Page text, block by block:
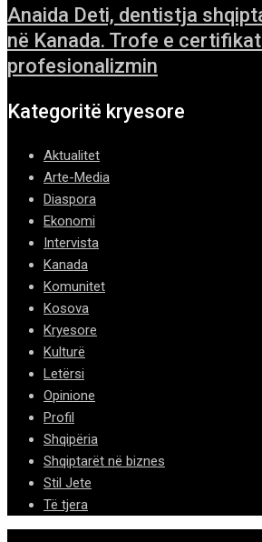
Anaida Deti, dentistja
në Kanada. Trofe e
profesionalizmin
Kategoritë kryesore
Aktualitet
Arte-Media
Diaspora
Ekonomi
Intervista
Kanada
Komunitet
Kosova
Kryesore
Kulturë
Letërsi
Opinione
Profil
Shqipëria
Shqiptarët në biznes
Stil Jete
Të tjera